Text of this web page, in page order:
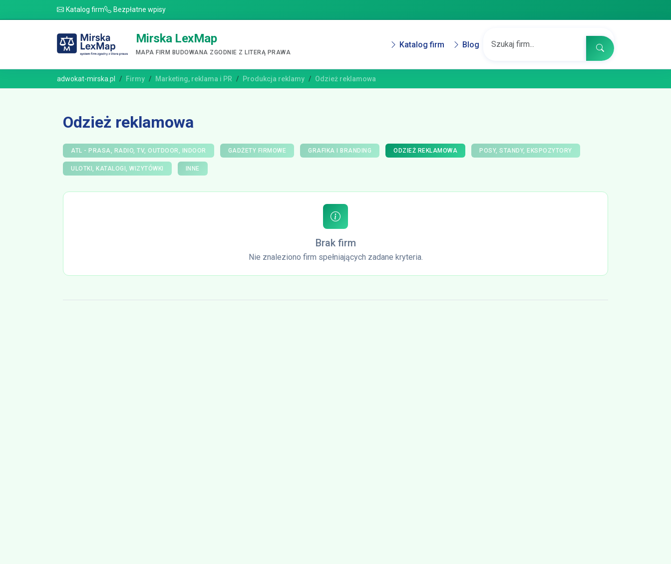
Katalog firm Bezpłatne wpisy
Mirska LexMap
MAPA FIRM BUDOWANA ZGODNIE Z LITERĄ PRAWA
Katalog firm Blog
adwokat-mirska.pl Firmy Marketing, reklama i PR Produkcja reklamy Odzież reklamowa
Odzież reklamowa
ATL - PRASA, RADIO, TV, OUTDOOR, INDOOR GADŻETY FIRMOWE GRAFIKA I BRANDING ODZIEŻ REKLAMOWA POSY, STANDY, EKSPOZYTORY
ULOTKI, KATALOGI, WIZYTÓWKI INNE
Brak firm
Nie znaleziono firm spełniających zadane kryteria.